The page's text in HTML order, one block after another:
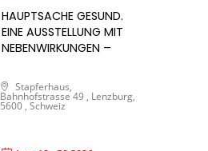
HAUPTSACHE GESUND.
EINE AUSSTELLUNG MIT
NEBENWIRKUNGEN –
Stapferhaus,
Bahnhofstrasse 49 , Lenzburg,
5600 , Schweiz